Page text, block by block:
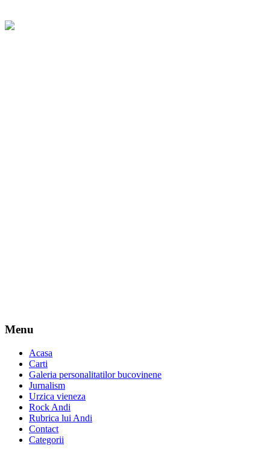
Menu
Acasa
Carti
Galeria personalitatilor bucovinene
Jurnalism
Urzica vieneza
Rock Andi
Rubrica lui Andi
Contact
Categorii